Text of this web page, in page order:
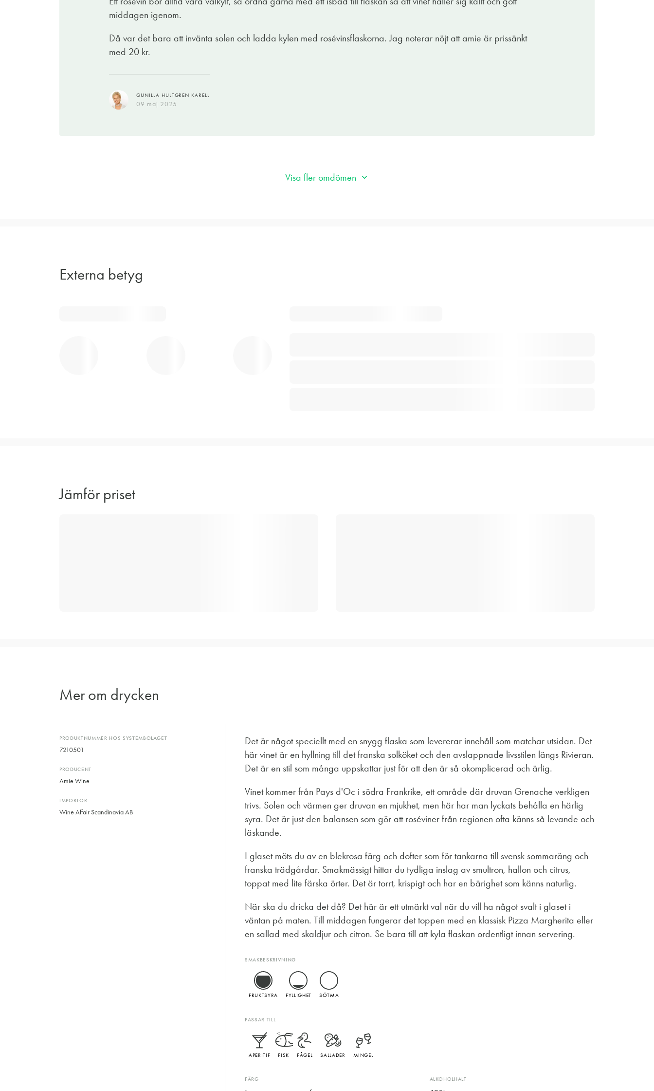
middagen igenom.
Då var det bara att invänta solen och ladda kylen med rosévinsflaskorna. Jag noterar nöjt att amie är prissänkt
med 20 kr.
GUNILLA HULTGREN KARELL
09 maj 2025
GUNILLA HULTGREN KARELL
15 mars 2024
Visa fler omdömen
Externa betyg
Jämför priset
Mer om drycken
PRODUKTNUMMER HOS SYSTEMBOLAGET
7210501
PRODUCENT
Amie Wine
IMPORTÖR
Wine Affair Scandinavia AB
Det är något speciellt med en snygg flaska som levererar innehåll som matchar utsidan. Det
här vinet är en hyllning till det franska solköket och den avslappnade livsstilen längs Rivieran.
Det är en stil som många uppskattar just för att den är så okomplicerad och ärlig.
Vinet kommer från Pays d'Oc i södra Frankrike, ett område där druvan Grenache verkligen
trivs. Solen och värmen ger druvan en mjukhet, men här har man lyckats behålla en härlig
syra. Det är just den balansen som gör att roséviner från regionen ofta känns så levande och
läskande.
I glaset möts du av en blekrosa färg och dofter som för tankarna till svensk sommaräng och
franska trädgårdar. Smakmässigt hittar du tydliga inslag av smultron, hallon och citrus,
toppat med lite färska örter. Det är torrt, krispigt och har en bärighet som känns naturlig.
När ska du dricka det då? Det här är ett utmärkt val när du vill ha något svalt i glaset i
väntan på maten. Till middagen fungerar det toppen med en klassisk Pizza Margherita eller
en sallad med skaldjur och citron. Se bara till att kyla flaskan ordentligt innan servering.
SMAKBESKRIVNING
FRUKTSYRA FYLLIGHET SÖTMA
PASSAR TILL
APERITIF FISK FÅGEL SALLADER MINGEL
FÄRG ALKOHOLHALT